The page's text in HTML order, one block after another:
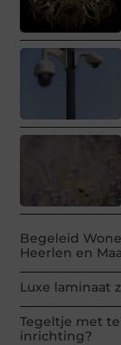
Begeleid
Heerlen en
Luxe laminaat
Tegeltje met
inrichting?